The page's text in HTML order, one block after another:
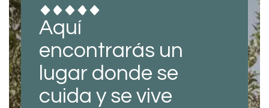
Aquí
encontrarás un
lugar donde se
cuida y se vive